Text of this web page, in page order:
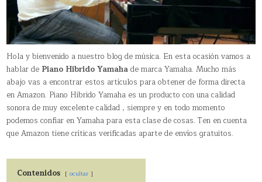
Hola y bienvenido a nuestro blog de música. En esta ocasión vamos a
hablar de Piano Hibrido Yamahade marca Yamaha. Mucho más
abajo vas a encontrar estos artículos para obtener de forma directa
en Amazon. Piano Hibrido Yamaha es un producto con una calidad
sonora de muy excelente calidad , siempre y en todo momento
podemos confiar en Yamaha para esta clase de cosas. Ten en cuenta
que Amazon tiene críticas verificadas aparte de envíos gratuitos.
Contenidos ocultar